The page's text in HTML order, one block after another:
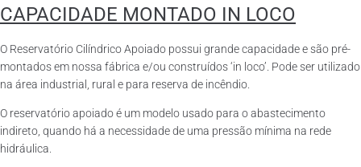
CAPACIDADE MONTADO IN LOCO
O Reservatório Cilíndrico Apoiado possui grande capacidade e são pré-
montados em nossa fábrica e/ou construídos ‘in loco’. Pode ser utilizado
na área industrial, rural e para reserva de incêndio.
O reservatório apoiado é um modelo usado para o abastecimento
indireto, quando há a necessidade de uma pressão mínima na rede
hidráulica.